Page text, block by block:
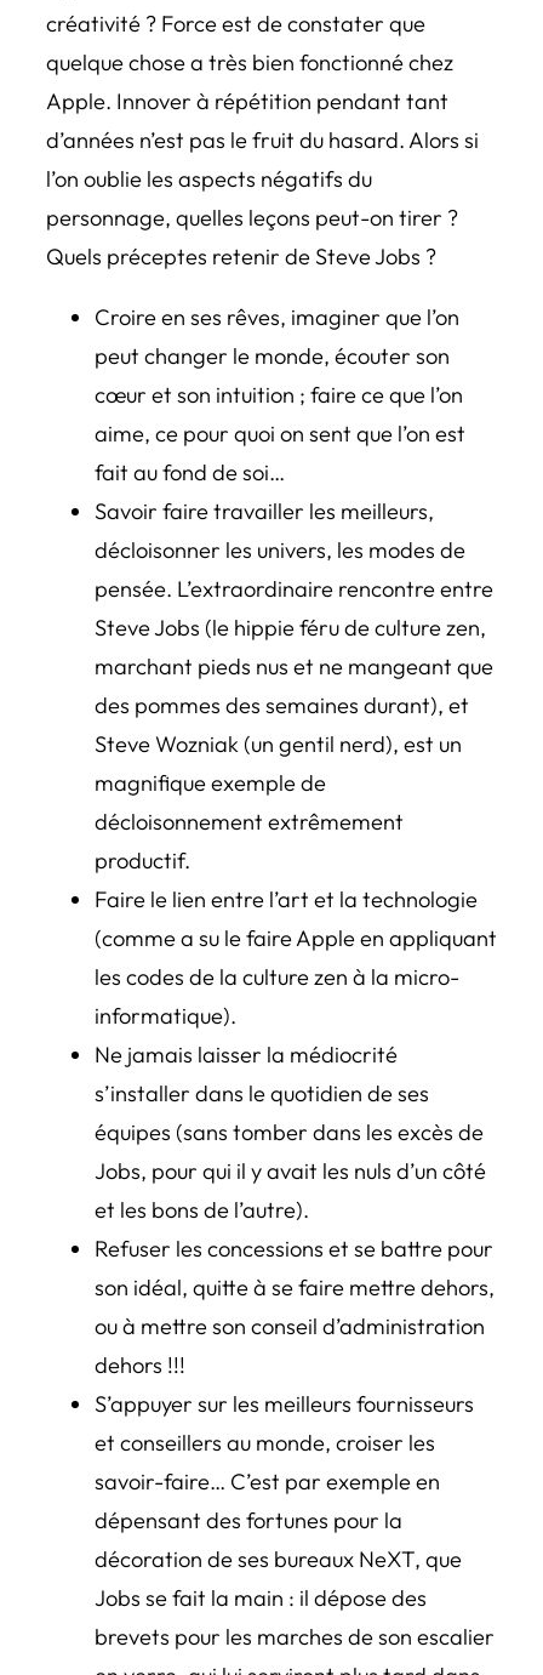
créativité ? Force est de constater que
quelque chose a très bien fonctionné chez
Apple. Innover à répétition pendant tant
d’années n’est pas le fruit du hasard. Alors si
l’on oublie les aspects négatifs du
personnage, quelles leçons peut-on tirer ?
Quels préceptes retenir de Steve Jobs ?
Croire en ses rêves, imaginer que l’on
peut changer le monde, écouter son
cœur et son intuition ; faire ce que l’on
aime, ce pour quoi on sent que l’on est
fait au fond de soi…
Savoir faire travailler les meilleurs,
décloisonner les univers, les modes de
pensée. L’extraordinaire rencontre entre
Steve Jobs (le hippie féru de culture zen,
marchant pieds nus et ne mangeant que
des pommes des semaines durant), et
Steve Wozniak (un gentil nerd), est un
magnifique exemple de
décloisonnement extrêmement
productif.
Faire le lien entre l’art et la technologie
(comme a su le faire Apple en appliquant
les codes de la culture zen à la micro-
informatique).
Ne jamais laisser la médiocrité
s’installer dans le quotidien de ses
équipes (sans tomber dans les excès de
Jobs, pour qui il y avait les nuls d’un côté
et les bons de l’autre).
Refuser les concessions et se battre pour
son idéal, quitte à se faire mettre dehors,
ou à mettre son conseil d’administration
dehors !!!
S’appuyer sur les meilleurs fournisseurs
et conseillers au monde, croiser les
savoir-faire… C’est par exemple en
dépensant des fortunes pour la
décoration de ses bureaux NeXT, que
Jobs se fait la main : il dépose des
brevets pour les marches de son escalier